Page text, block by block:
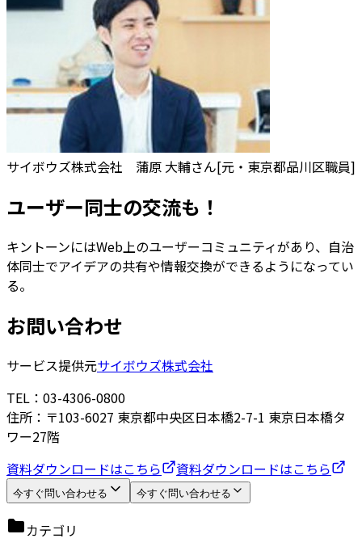
サイボウズ株式会社 蒲原 大輔さん[元・東京都品川区職員]
ユーザー同士の交流も！
キントーンにはWeb上のユーザーコミュニティがあり、自治
体同士でアイデアの共有や情報交換ができるようになってい
る。
お問い合わせ
サービス提供元サイボウズ株式会社
TEL：03-4306-0800
住所：〒103-6027 東京都中央区日本橋2-7-1 東京日本橋タ
ワー27階
資料ダウンロードはこちら
資料ダウンロードはこちら
今すぐ問い合わせる 今すぐ問い合わせる
カテゴリ